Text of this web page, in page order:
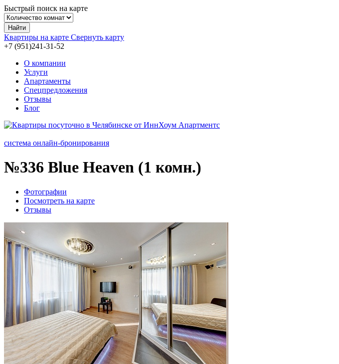
Быстрый поиск на карте
Найти
Квартиры на карте Свернуть карту
+7 (951)241-31-52
О компании
Услуги
Апартаменты
Спецпредложения
Отзывы
Блог
система онлайн-бронирования
№336 Blue Heaven (1 комн.)
Фотографии
Посмотреть на карте
Отзывы